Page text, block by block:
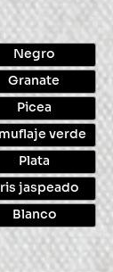
Negro
Granate
Picea
verde
Plata
jaspeado
Blanco